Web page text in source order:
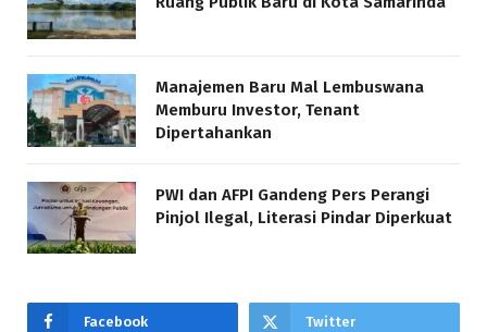
Manajemen Baru Mal Lembuswana
Memburu Investor, Tenant
Dipertahankan
PWI dan AFPI Gandeng Pers Perangi
Pinjol Ilegal, Literasi Pindar Diperkuat
Facebook Twitter